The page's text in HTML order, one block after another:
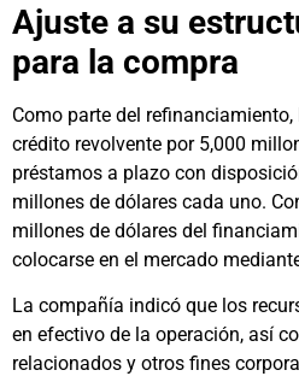
Ajuste a su
para la compra
Como parte del refinanciamiento,
crédito revolvente por 5,000
préstamos a plazo con
millones de dólares cada uno.
millones de dólares del
colocarse en el mercado
La compañía indicó que los
en efectivo de la operación, así
relacionados y otros fines